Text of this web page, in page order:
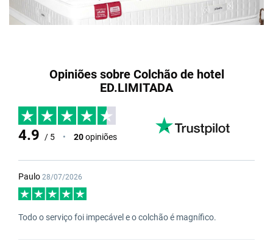
Opiniões sobre Colchão de hotel
ED.LIMITADA
4.9 / 5 • 20opiniões
Paulo 28/07/2026
Todo o serviço foi impecável e o colchão é magnífico.